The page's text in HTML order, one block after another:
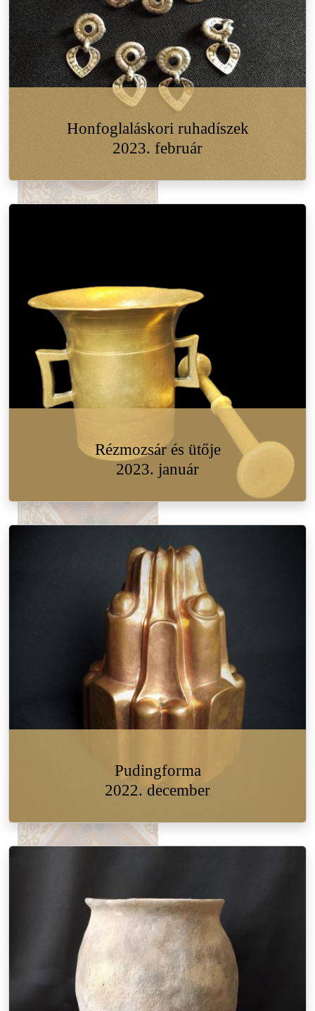
Honfoglaláskori ruhadíszek
2023. február
Rézmozsár és ütője
2023. január
Pudingforma
2022. december